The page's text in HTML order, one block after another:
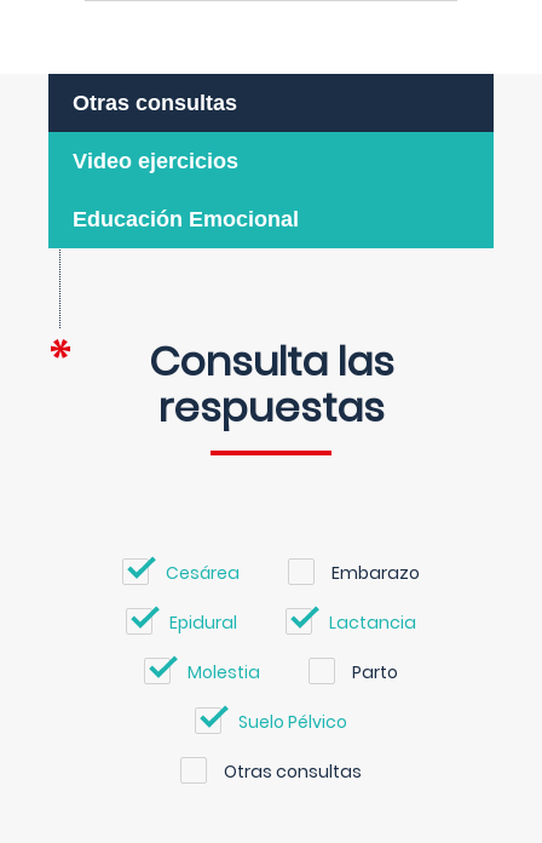
Otras consultas
Video ejercicios
Educación Emocional
Consulta las
respuestas
Cesárea Embarazo
Epidural Lactancia
Molestia Parto
Suelo Pélvico
Otras consultas